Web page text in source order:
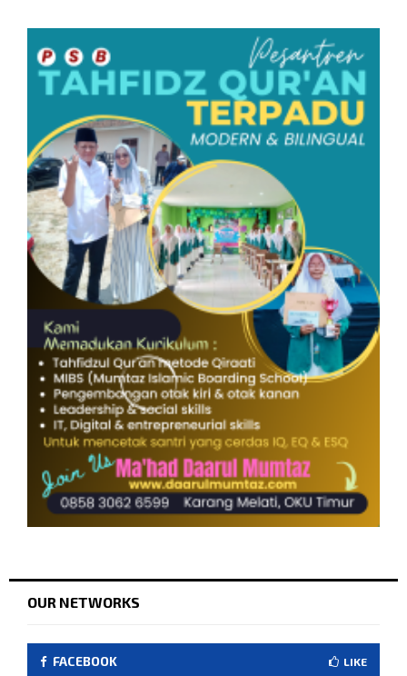
OUR NETWORKS
FACEBOOK LIKE